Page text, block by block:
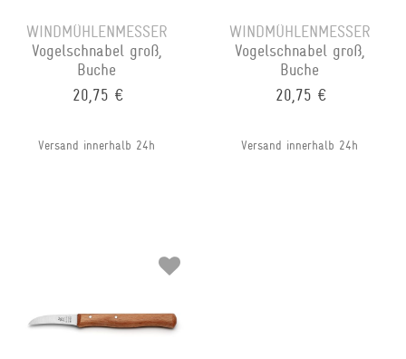
WINDMÜHLENMESSER
Vogelschnabel groß,
Buche
20,75 €
Versand innerhalb 24h
WINDMÜHLENMESSER
Vogelschnabel groß,
Buche
20,75 €
Versand innerhalb 24h